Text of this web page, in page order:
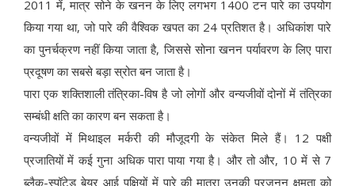
2011 में, मात्र सोने के खनन के लिए लगभग 1400 टन पारे का उपयोग
किया गया था, जो पारे की वैश्विक खपत का 24 प्रतिशत है। अधिकांश पारे
का पुनर्चक्रण नहीं किया जाता है, जिससे सोना खनन पर्यावरण के लिए पारा
प्रदूषण का सबसे बड़ा स्रोत बन जाता है।
पारा एक शक्तिशाली तंत्रिका-विष है जो लोगों और वन्यजीवों दोनों में तंत्रिका
सम्बंधी क्षति का कारण बन सकता है।
वन्यजीवों में मिथाइल मर्करी की मौजूदगी के संकेत मिले हैं। 12 पक्षी
प्रजातियों में कई गुना अधिक पारा पाया गया है। और तो और, 10 में से 7
ब्लैक-स्पॉटेड बेयर आई पक्षियों में पारे की मात्रा उनकी प्रजनन क्षमता को